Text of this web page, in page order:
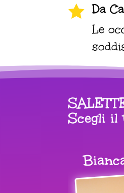
 Da
Le
Scegli il